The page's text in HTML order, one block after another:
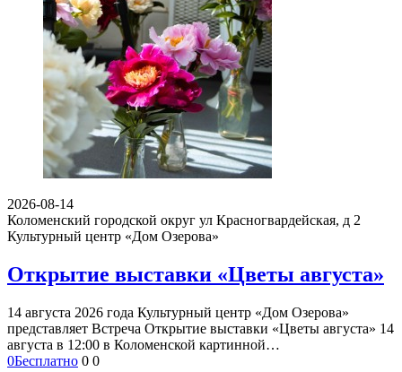
2026-08-14
Коломенский городской округ ул Красногвардейская, д 2
Культурный центр «Дом Озерова»
Открытие выставки «Цветы августа»
14 августа 2026 года Культурный центр «Дом Озерова»
представляет Встреча Открытие выставки «Цветы августа» 14
августа в 12:00 в Коломенской картинной…
0Бесплатно 0 0